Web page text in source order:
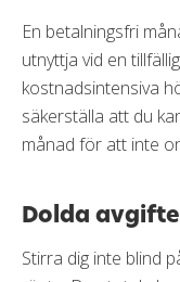
En betalningsfri
utnyttja vid en
kostnadsintensiva
säkerställa att du
månad för att inte
Dolda
Stirra dig inte blind